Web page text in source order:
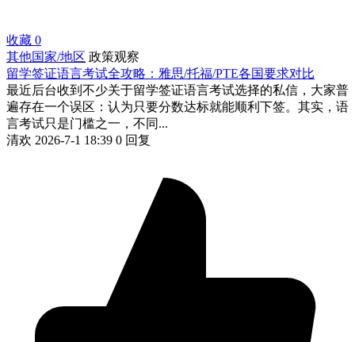
收藏 0
其他国家/地区 政策观察
留学签证语言考试全攻略：雅思/托福/PTE各国要求对比
最近后台收到不少关于留学签证语言考试选择的私信，大家普
遍存在一个误区：认为只要分数达标就能顺利下签。其实，语
言考试只是门槛之一，不同...
清欢 2026-7-1 18:39 0 回复